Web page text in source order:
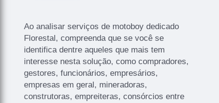
Ao analisar serviços de motoboy dedicado
Florestal, compreenda que se você se
identifica dentre aqueles que mais tem
interesse nesta solução, como compradores,
gestores, funcionários, empresários,
empresas em geral, mineradoras,
construtoras, empreiteras, consórcios entre